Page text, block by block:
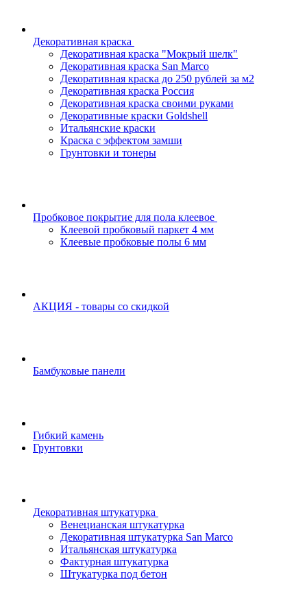
Декоративная краска
Декоративная краска "Мокрый шелк"
Декоративная краска San Marco
Декоративная краска до 250 рублей за м2
Декоративная краска Россия
Декоративная краска своими руками
Декоративные краски Goldshell
Итальянские краски
Краска с эффектом замши
Грунтовки и тонеры
Пробковое покрытие для пола клеевое
Клеевой пробковый паркет 4 мм
Клеевые пробковые полы 6 мм
АКЦИЯ - товары со скидкой
Бамбуковые панели
Гибкий камень
Грунтовки
Декоративная штукатурка
Венецианская штукатурка
Декоративная штукатурка San Marco
Итальянская штукатурка
Фактурная штукатурка
Штукатурка под бетон